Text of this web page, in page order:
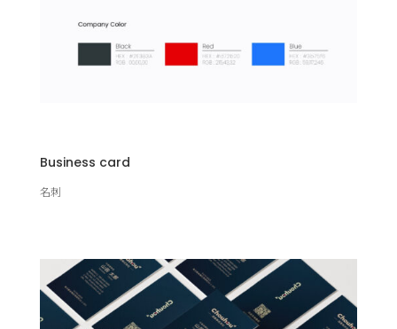
Business card
名刺